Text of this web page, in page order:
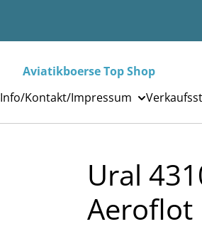
Aviatikboerse Top Shop
Info/Kontakt/Impressum
Ural
Aeroflot